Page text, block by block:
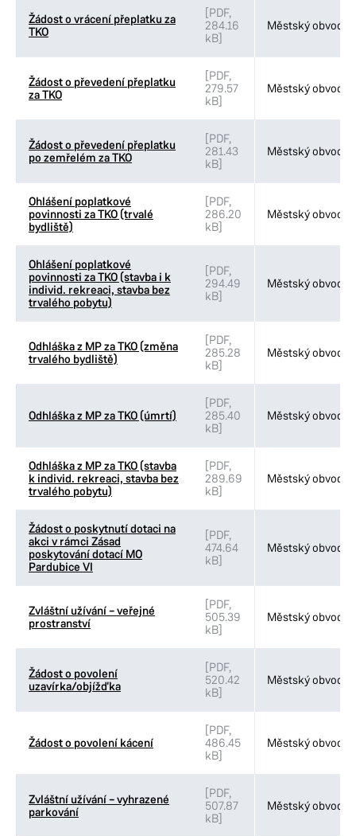
Žádost o vrácení přeplatku za
TKO
[PDF,
284.16
kB]
Městský obvod VI
Žádost o převedení přeplatku
za TKO
[PDF,
279.57
kB]
Městský obvod VI
Žádost o převedení přeplatku
po zemřelém za TKO
[PDF,
281.43
kB]
Městský obvod VI
Ohlášení poplatkové
povinnosti za TKO (trvalé
bydliště)
[PDF,
286.20
kB]
Městský obvod VI
Ohlášení poplatkové
povinnosti za TKO (stavba i k
individ. rekreaci, stavba bez
trvalého pobytu)
[PDF,
294.49
kB]
Městský obvod VI
Odhláška z MP za TKO (změna
trvalého bydliště)
[PDF,
285.28
kB]
Městský obvod VI
Odhláška z MP za TKO (úmrtí)
[PDF,
285.40
kB]
Městský obvod VI
Odhláška z MP za TKO (stavba
k individ. rekreaci, stavba bez
trvalého pobytu)
[PDF,
289.69
kB]
Městský obvod VI
Žádost o poskytnutí dotaci na
akci v rámci Zásad
poskytování dotací MO
Pardubice VI
[PDF,
474.64
kB]
Městský obvod VI
Zvláštní užívání – veřejné
prostranství
[PDF,
505.39
kB]
Městský obvod VI
Žádost o povolení
uzavírka/objížďka
[PDF,
520.42
kB]
Městský obvod VI
Žádost o povolení kácení
[PDF,
486.45
kB]
Městský obvod VI
Zvláštní užívání – vyhrazené
parkování
[PDF,
507.87
kB]
Městský obvod VI